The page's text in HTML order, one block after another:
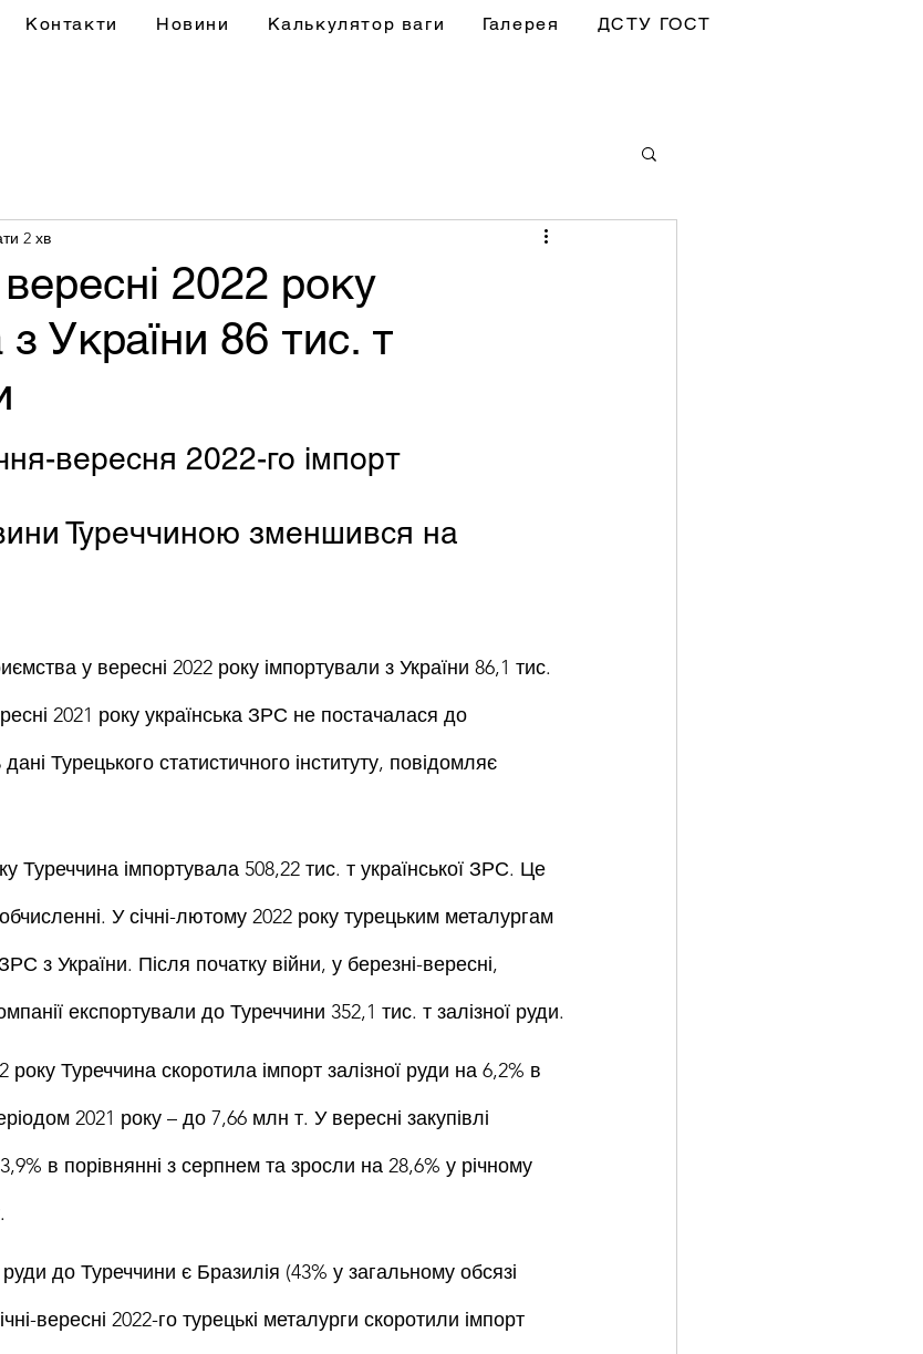
Контакти Новини Калькулятор ваги Галерея ДСТУ ГОСТ
2022 року
України 86 тис. т
2 хв
вересня 2022-го імпорт
Туреччиною зменшився на
у вересні 2022 року імпортували з України 86,1 тис.
2021 року українська ЗРС не постачалася до
Турецького статистичного інституту, повідомляє
Туреччина імпортувала 508,22 тис. т української ЗРС. Це
У січні-лютому 2022 року турецьким металургам
з України. Після початку війни, у березні-вересні,
експортували до Туреччини 352,1 тис. т залізної руди.
року Туреччина скоротила імпорт залізної руди на 6,2% в
2021 року – до 7,66 млн т. У вересні закупівлі
в порівнянні з серпнем та зросли на 28,6% у річному
до Туреччини є Бразилія (43% у загальному обсязі
вересні 2022-го турецькі металурги скоротили імпорт